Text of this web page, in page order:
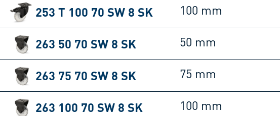
253 T 100 70 SW 8 SK 100 mm
263 50 70 SW 8 SK 50 mm
263 75 70 SW 8 SK 75 mm
263 100 70 SW 8 SK 100 mm